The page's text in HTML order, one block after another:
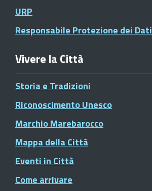
URP
Responsabile Protezione dei Dati
Vivere la Città
Storia e Tradizioni
Riconoscimento Unesco
Marchio Marebarocco
Mappa della Città
Eventi in Città
Come arrivare